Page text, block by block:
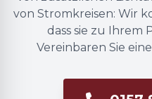
von Stromkreisen: Wir
dass sie zu Ihrem
Vereinbaren Sie